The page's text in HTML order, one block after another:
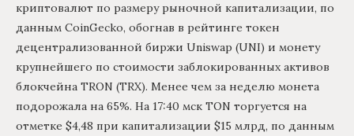
криптовалют по размеру рыночной капитализации, по
данным CoinGecko, обогнав в рейтинге токен
децентрализованной биржи Uniswap (UNI) и монету
крупнейшего по стоимости заблокированных активов
блокчейна TRON (TRX). Менее чем за неделю монета
подорожала на 65%. На 17:40 мск TON торгуется на
отметке $4,48 при капитализации $15 млрд, по данным